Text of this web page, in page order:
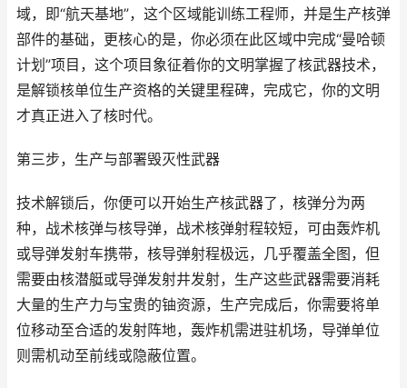
域，即“航天基地”，这个区域能训练工程师，并是生产核弹
部件的基础，更核心的是，你必须在此区域中完成“曼哈顿
计划”项目，这个项目象征着你的文明掌握了核武器技术，
是解锁核单位生产资格的关键里程碑，完成它，你的文明
才真正进入了核时代。
第三步，生产与部署毁灭性武器
技术解锁后，你便可以开始生产核武器了，核弹分为两
种，战术核弹与核导弹，战术核弹射程较短，可由轰炸机
或导弹发射车携带，核导弹射程极远，几乎覆盖全图，但
需要由核潜艇或导弹发射井发射，生产这些武器需要消耗
大量的生产力与宝贵的铀资源，生产完成后，你需要将单
位移动至合适的发射阵地，轰炸机需进驻机场，导弹单位
则需机动至前线或隐蔽位置。